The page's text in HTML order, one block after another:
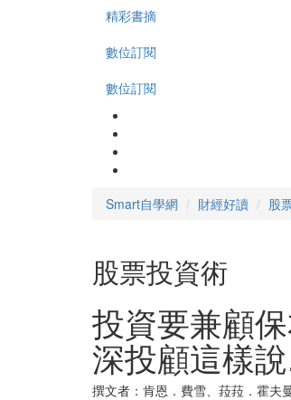
精彩書摘
數位訂閱
數位訂閱
Smart自學網 財經好讀 股
股票投資術
投資要兼顧
深投顧這樣
撰文者：肯恩．費雪、菈菈．霍